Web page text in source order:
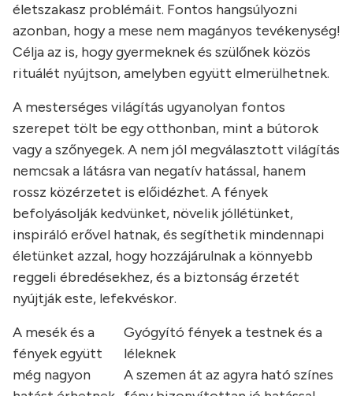
életszakasz problémáit. Fontos hangsúlyozni
azonban, hogy a mese nem magányos tevékenység!
Célja az is, hogy gyermeknek és szülőnek közös
rituálét nyújtson, amelyben együtt elmerülhetnek.
A mesterséges világítás ugyanolyan fontos
szerepet tölt be egy otthonban, mint a bútorok
vagy a szőnyegek. A nem jól megválasztott világítás
nemcsak a látásra van negatív hatással, hanem
rossz közérzetet is előidézhet. A fények
befolyásolják kedvünket, növelik jóllétünket,
inspiráló erővel hatnak, és segíthetik mindennapi
életünket azzal, hogy hozzájárulnak a könnyebb
reggeli ébredésekhez, és a biztonság érzetét
nyújtják este, lefekvéskor.
Gyógyító fények a testnek és a
léleknek
A szemen át az agyra ható színes
A mesék és a
fények együtt
még nagyon